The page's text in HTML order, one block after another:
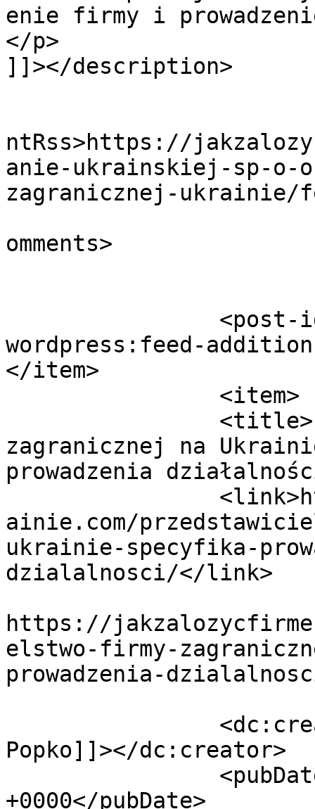
enie firmy i
</p>
]]></description>
ntRss>https://
anie-ukrainskiej-sp-o-
zagranicznej-ukrainie/
omments>
wordpress:feed-
</item>
zagranicznej na
prowadzenia
ainie.com/
ukrainie-specyfika-
dzialalnosci/</link>
https://
elstwo-firmy-
prowadzenia-
Popko]]></dc:creator>
+0000</pubDate>